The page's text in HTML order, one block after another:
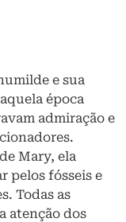
e sua
época
admiração e
Mary, ela
pelos fósseis e
Todas as
atenção dos